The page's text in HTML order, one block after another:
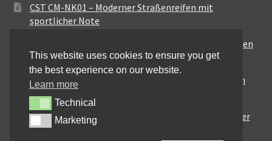
CST CM-NK01 – Moderner Straßenreifen mit
sportlicher Note
Maxxis MA-ST3 – Ausgewogener Sport-Touring-Reifen
für vielseitige Einsätze
Pirelli City Demon – Zuverlässigkeit für den urbanen
Alltag
Metzeler Perfect ME77 – Klassische Optik mit solider
Straßenperformance
This website uses cookies to ensure you get
the best experience on our website.
Learn more
TechnicalTechnical
MarketingMarketing